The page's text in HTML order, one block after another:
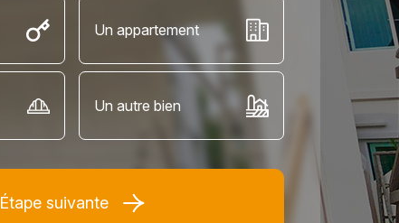
Un appartement
Un autre bien
Étape suivante